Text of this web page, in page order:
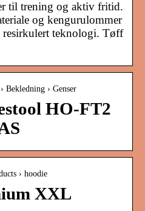
til trening og aktiv fritid.
og kengurulommer
resirkulert teknologi. Tøff
Bekledning › Genser
HO-FT2
› hoodie
XXL